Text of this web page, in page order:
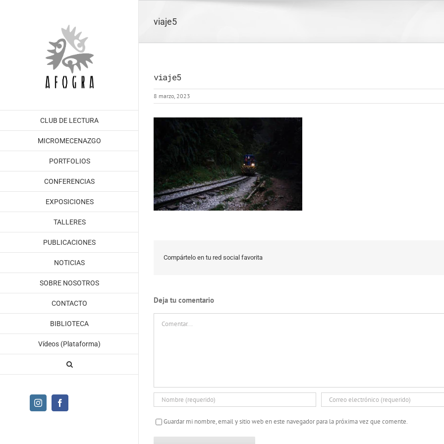
CLUB DE LECTURA
MICROMECENAZGO
PORTFOLIOS
CONFERENCIAS
EXPOSICIONES
TALLERES
PUBLICACIONES
NOTICIAS
SOBRE NOSOTROS
CONTACTO
BIBLIOTECA
Vídeos (Plataforma)
Instagram
viaje5
viaje5
8 marzo, 2023
Compártelo en tu red social favorita
Deja tu comentario
Guardar mi nombre, email y sitio web en este navegador para la próxima vez que comente.